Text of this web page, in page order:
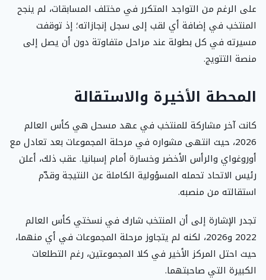
على الرغم من التواجد المتكرر في مختلف المسابقات، لم ينجح
المنتخب في إضافة أي لقب إلى سجل إنجازاته؛ إذ توقفت
مسيرته في كل بطولة عند مراحل متفاوتة دون أن يصل إلى
منصة التتويج.
المحطة الأخيرة والاستقالة
كانت آخر مشاركة للمنتخب في عهد مسحل هي كأس العالم
2026، حيث انتهى مشواره في مرحلة المجموعات بعد تعادل مع
أوروغواي والرأس الأخضر وخسارة أمام إسبانيا. عقب ذلك، أعلن
رئيس الاتحاد تحمله المسؤولية الكاملة عن النتيجة وقدّم
استقالته من منصبه.
تجدر الإشارة إلى أن المنتخب شارك في نسختي كأس العالم
2022 و2026، لكنه لم يتجاوز مرحلة المجموعات في أي منهما،
حيث احتل المركز الأخير في كلا المجموعتين، رغم التطلعات
الكبيرة التي صاحبتهما.